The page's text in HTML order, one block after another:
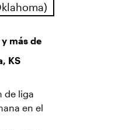
más de
KS
de liga
en el